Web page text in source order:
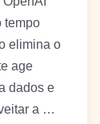
tempo
elimina o
age
dados e
a …